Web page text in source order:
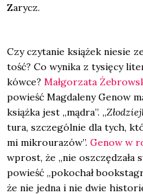
Zarycz.
Czy czy­ta­nie ksią­żek nie­sie
tość? Co wyni­ka z tysię­cy
ków­ce? Mał­go­rza­ta
powieść Mag­da­le­ny Genow
książ­ka jest „mądra”. „
tu­ra, szcze­gól­nie dla tych,
mi mikro­ura­zów”. Genow w
wprost, że „nie oszczę­dza­ła
powieść „poko­chał
że nie jed­na i nie dwie